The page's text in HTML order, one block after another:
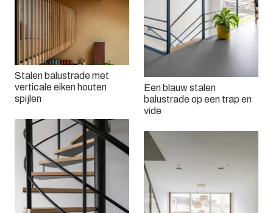
Stalen balustrade met
verticale eiken houten
spijlen
Een blauw stalen
balustrade op een trap en
vide